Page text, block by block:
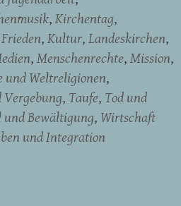
Kirchentag
Kultur Landeskirchen
Menschenrechte Mission
und Weltreligionen
Taufe Tod und
und Bewältigung Wirtschaft
und Integration